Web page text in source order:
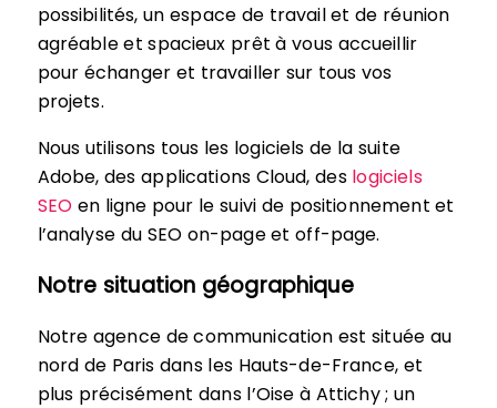
possibilités, un espace de travail et de réunion
agréable et spacieux prêt à vous accueillir
pour échanger et travailler sur tous vos
projets.
Nous utilisons tous les logiciels de la suite
Adobe, des applications Cloud, des logiciels
SEO en ligne pour le suivi de positionnement et
l’analyse du SEO on-page et off-page.
Notre situation géographique
Notre agence de communication est située au
nord de Paris dans les Hauts-de-France, et
plus précisément dans l’Oise à Attichy ; un